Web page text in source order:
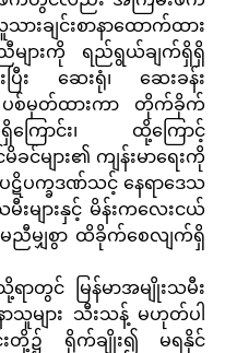
းချင်းစာနာထောက်ထား
ားကို ရည်ရွယ်ချက်ရှိရှိ
ြီး ဆေးရုံ၊ ဆေးခန်း
မှတ်ထားကာ တိုက်ခိုက်
ရှိကြောင်း၊ ထို့ကြောင့်
င်များ၏ ကျန်းမာရေးကို
ဋိပက္ခဒဏ်သင့် နေရာဒေသ
မီးများနှင့် မိန်းကလေးငယ်
မညီမျှစွာ ထိခိုက်စေလျက်ရှိ
ရာတွင် မြန်မာအမျိုးသမီး
ာသူများ သီးသန့် မဟုတ်ပါ
င်းတို့၌ ရိုက်ချိုး၍ မရနိုင်